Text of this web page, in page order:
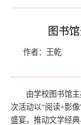
图书
作者：王乾
由学校图书馆
次活动以“阅读+影
盛宴，推动文学经